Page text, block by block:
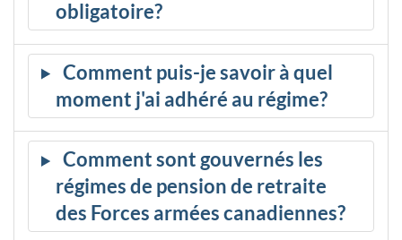
obligatoire?
Comment puis-je savoir à quel
moment j'ai adhéré au régime?
Comment sont gouvernés les
régimes de pension de retraite
des Forces armées canadiennes?